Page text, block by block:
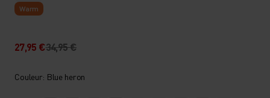
Warm
27,95 €34,95 €
Couleur: Blue heron